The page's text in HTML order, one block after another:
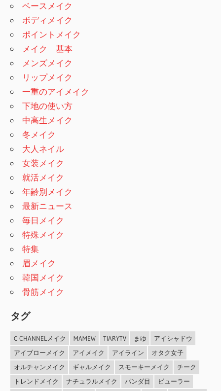
ベースメイク
ボディメイク
ポイントメイク
メイク 基本
メンズメイク
リップメイク
一重のアイメイク
下地の使い方
中高生メイク
冬メイク
大人ネイル
女装メイク
就活メイク
年齢別メイク
最新ニュース
毎日メイク
特殊メイク
特集
眉メイク
韓国メイク
骨筋メイク
タグ
C CHANNELメイク MAMEW TIARYTV まゆ
アイシャドウ
アイブローメイク
アイメイク アイライン
オタク女子
オルチャンメイク
ギャルメイク スモーキーメイク
チーク
トレンドメイク
ナチュラルメイク パンダ目
ビューラー